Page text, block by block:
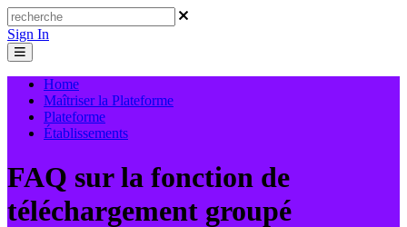
Sign In
Home
Maîtriser la Plateforme
Plateforme
Établissements
FAQ sur la fonction de
téléchargement groupé